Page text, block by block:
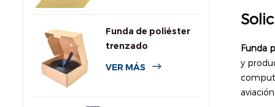
Funda de poliéster
trenzado
personalizada con
VER MÁS
Funda
y